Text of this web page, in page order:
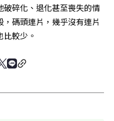
碎化、退化甚至喪失的情
碼頭連片，幾乎沒有連片
較少。